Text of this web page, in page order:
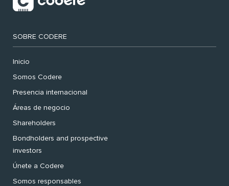
SOBRE CODERE
Inicio
Somos Codere
Presencia internacional
Áreas de negocio
Shareholders
Bondholders and prospective
investors
Únete a Codere
Somos responsables